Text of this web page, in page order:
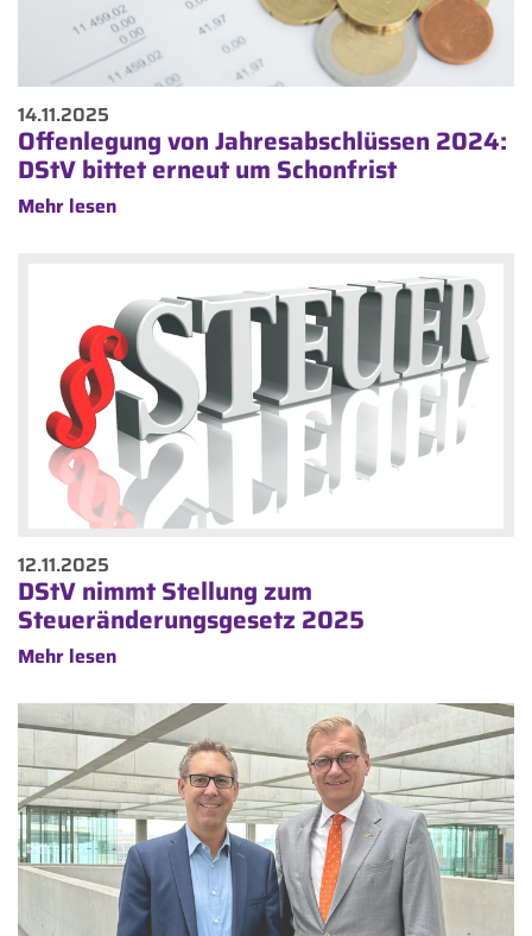
14.11.2025
Offenlegung von Jahresabschlüssen 2024:
DStV bittet erneut um Schonfrist
Mehr lesen
12.11.2025
DStV nimmt Stellung zum
Steueränderungsgesetz 2025
Mehr lesen